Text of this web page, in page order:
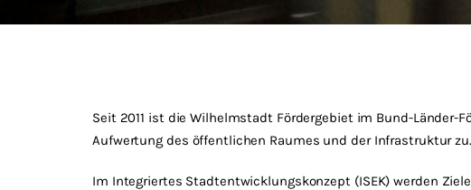
Seit 2011 ist die Wilhelmstadt Fördergebiet im Bund-Länder-
Aufwertung des öffentlichen Raumes und der Infrastruktur zu.
Im Integriertes Stadtentwicklungskonzept (ISEK) werden